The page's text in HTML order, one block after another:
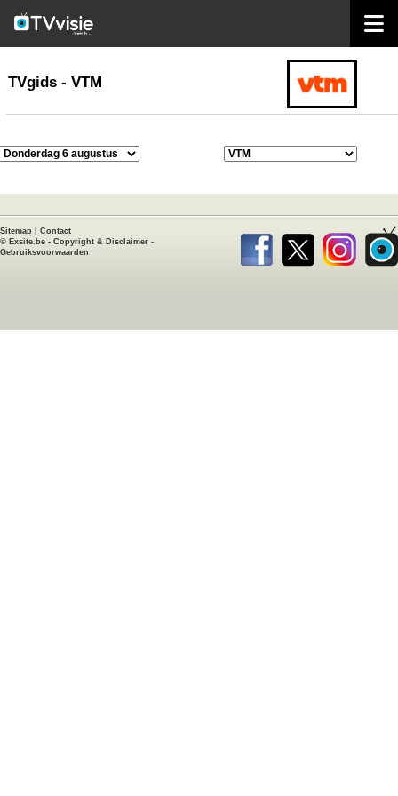
TVgids
TVgids - VTM
Sitemap
Contact
© Exsite.be - Copyright & Disclaimer -
Gebruiksvoorwaarden